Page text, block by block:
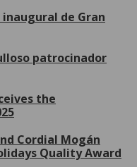
inaugural de Gran
patrocinador
the
Cordial Mogán
Quality Award